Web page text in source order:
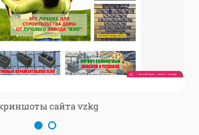
сайта vzkg